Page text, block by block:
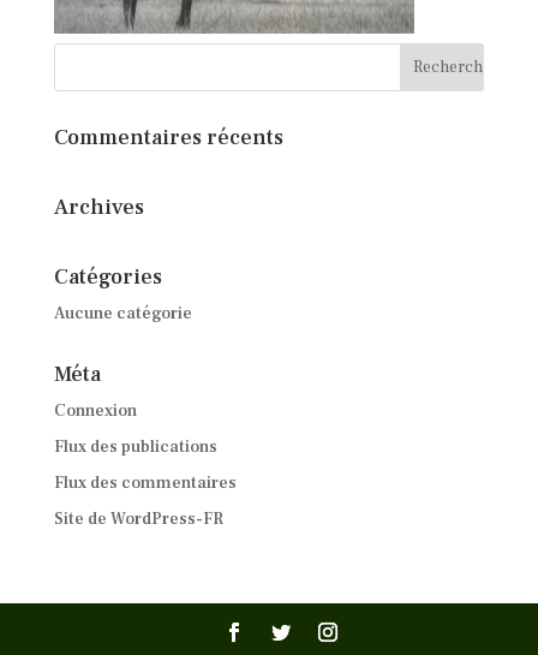
Commentaires récents
Archives
Catégories
Aucune catégorie
Méta
Connexion
Flux des publications
Flux des commentaires
Site de WordPress-FR